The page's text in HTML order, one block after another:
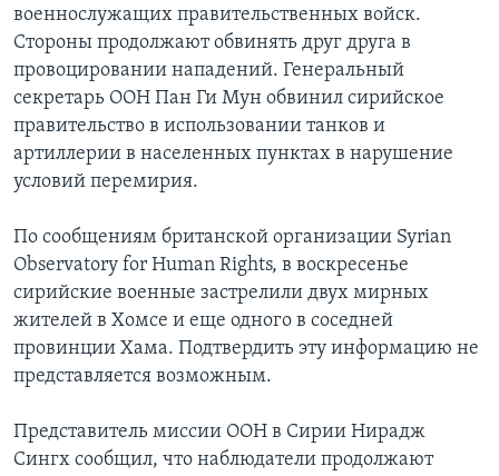
военнослужащих правительственных войск.
Стороны продолжают обвинять друг друга в
провоцировании нападений. Генеральный
секретарь ООН Пан Ги Мун обвинил сирийское
правительство в использовании танков и
артиллерии в населенных пунктах в нарушение
условий перемирия.
По сообщениям британской организации Syrian
Observatory for Human Rights, в воскресенье
сирийские военные застрелили двух мирных
жителей в Хомсе и еще одного в соседней
провинции Хама. Подтвердить эту информацию не
представляется возможным.
Представитель миссии ООН в Сирии Нирадж
Сингх сообщил, что наблюдатели продолжают